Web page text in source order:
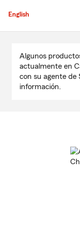
English
contenido
principal
Algunos
actualmente en
con su agente de
información.